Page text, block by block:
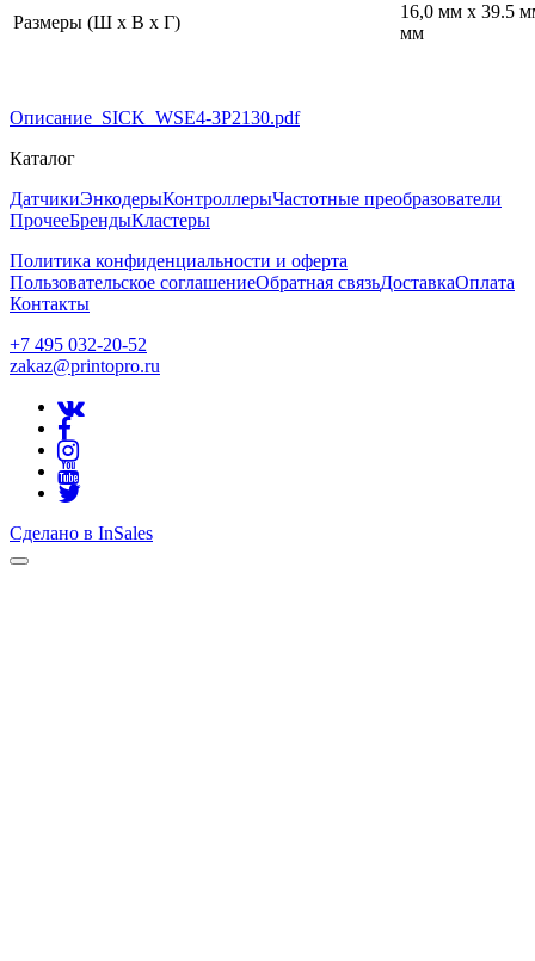
Размеры (Ш x В x Г)
16,0 мм x 39.5
мм
Описание_SICK_WSE4-3P2130.pdf
Каталог
ДатчикиЭнкодерыКонтроллерыЧастотные преобразователи
ПрочееБрендыКластеры
Политика конфиденциальности и оферта
Пользовательское соглашениеОбратная связьДоставкаОплата
Контакты
+7 495 032-20-52
zakaz@printopro.ru
Сделано в InSales